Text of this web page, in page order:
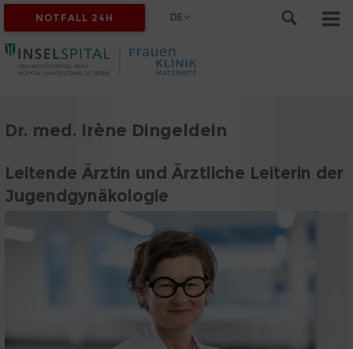
NOTFALL 24H DE
Dr. med. Irène Dingeldein
Leitende Ärztin und Ärztliche Leiterin der
Jugendgynäkologie